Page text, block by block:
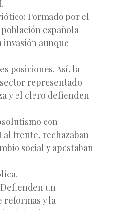
Formado por el
española
invasión aunque
posiciones. Así, la
representado
y el clero defienden
con
al frente, rechazaban
social y apostaban
un
reformas y la